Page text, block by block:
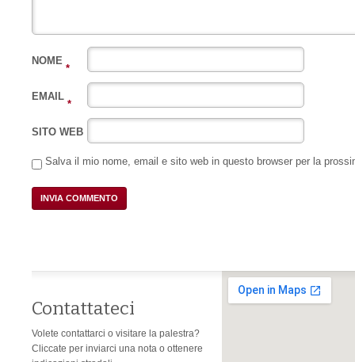
NOME
*
EMAIL
*
SITO WEB
Salva il mio nome, email e sito web in questo browser per la
Contattateci
Volete contattarci o visitare la palestra?
Cliccate per inviarci una nota o ottenere